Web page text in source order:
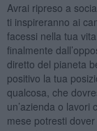
Avrai ripreso a
ti inspireranno ai
facessi nella tua
finalmente
diretto del pianeta
positivo la tua
qualcosa, che
un’azienda o lavori
mese potresti